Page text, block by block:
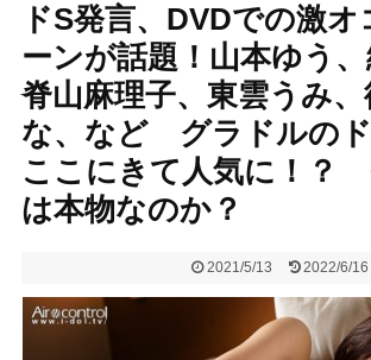
ドS発言、DVDでの激
ーンが話題！山本ゆう、
脊山麻理子、東雲うみ
な、など グラドルの
ここにきて人気に！？
は本物なのか？
2021/5/13 2022/6/16